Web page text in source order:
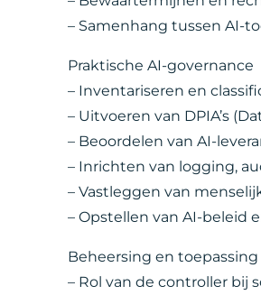
– Samenhang tussen AI-
Praktische AI-governance
– Inventariseren en
– Uitvoeren van DPIA’s
– Beoordelen van AI-
– Inrichten van logging,
– Vastleggen van
– Opstellen van AI-beleid
Beheersing en
– Rol van de controller bij